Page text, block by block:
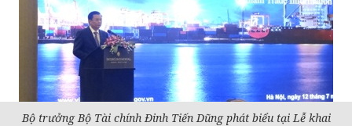
Bộ trưởng Bộ Tài chínhĐinh Tiến Dũng phát biểu tại Lễ khai